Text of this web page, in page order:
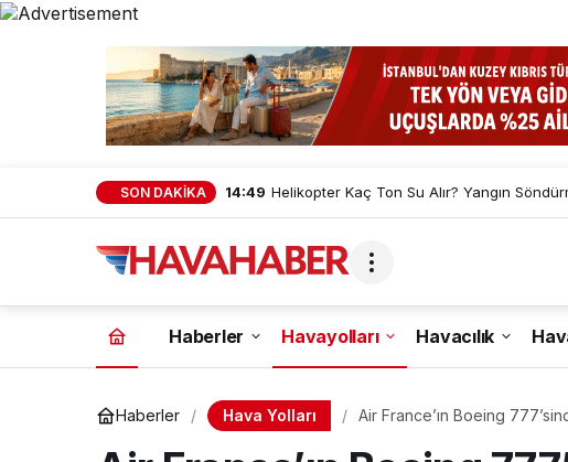
SON DAKİKA 14:49 Helikopter Kaç Ton Su Alır? Yangın
Haberler Havayolları Havacılık
Haberler Hava Yolları Air France’ın Boeing